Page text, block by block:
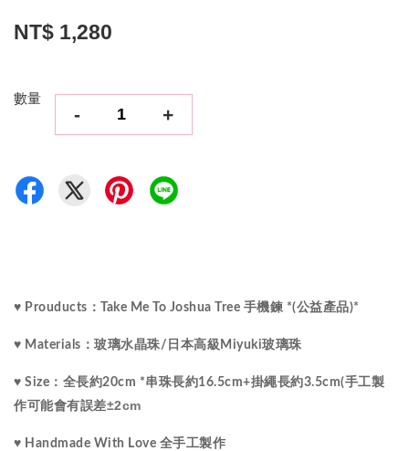
NT$ 1,280
數量
- +
♥ Prouducts：Take Me To Joshua Tree 手機鍊 *(公益產品)*
♥ Materials：玻璃水晶珠/ 日本高級Miyuki玻璃珠
♥ Size： 全長約20cm *串珠長約16.5cm+掛繩長約3.5cm(手工製
作可能會有誤差±2cm
♥ Handmade With Love 全手工製作